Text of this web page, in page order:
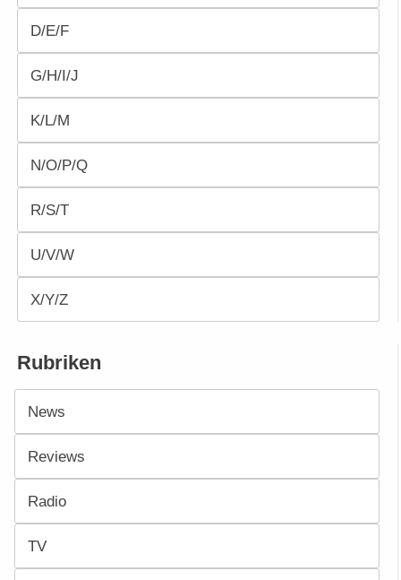
D/E/F
G/H/I/J
K/L/M
N/O/P/Q
R/S/T
U/V/W
X/Y/Z
Rubriken
News
Reviews
Radio
TV